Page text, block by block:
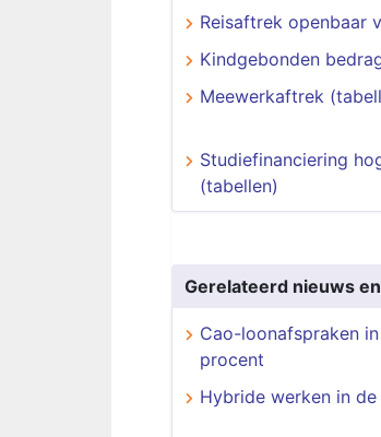
Reisaftrek openbaar
Kindgebonden
Meewerkaftrek
Studiefinanciering
(tabellen)
Gerelateerd nieuws
Cao-loonafspraken
procent
Hybride werken in